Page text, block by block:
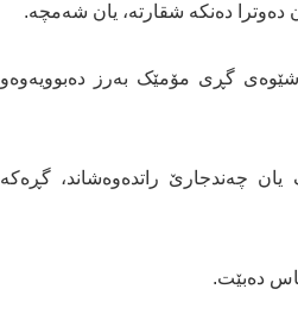
دەنکە شقارتە، یان شەمچە.
شێوەی گڕی مۆمێک بەرز دەبوویەوەو
چەندجارێ راتدەوەشاند، گڕەکە
دەبێت.